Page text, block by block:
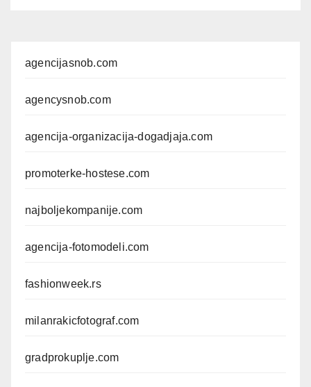
agencijasnob.com
agencysnob.com
agencija-organizacija-dogadjaja.com
promoterke-hostese.com
najboljekompanije.com
agencija-fotomodeli.com
fashionweek.rs
milanrakicfotograf.com
gradprokuplje.com